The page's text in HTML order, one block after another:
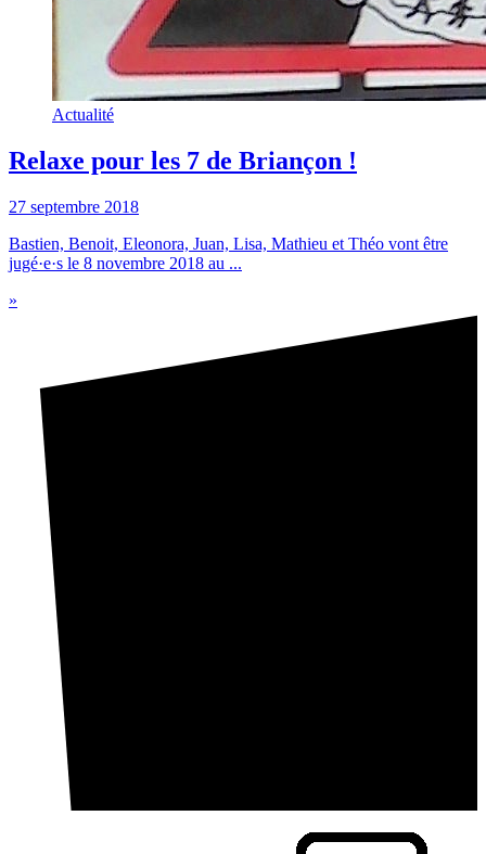
Actualité
Relaxe pour les 7 de Briançon !
27 septembre 2018
Bastien, Benoit, Eleonora, Juan, Lisa, Mathieu et Théo vont être
jugé·e·s le 8 novembre 2018 au ...
»